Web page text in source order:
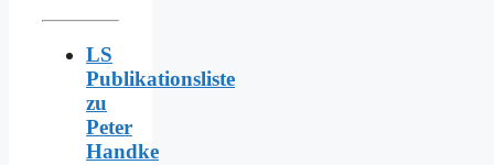
LS
Publikationsliste
zu
Peter
Handke